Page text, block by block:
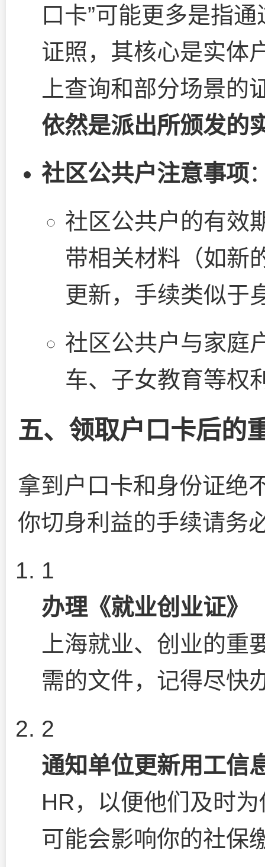
口卡”可能更多是指
证照，其核心是实体
上查询和部分场景的
依然是派出所颁发的
社区公共户注意事项
社区公共户的有效
带相关材料（如新
更新，手续类似于
社区公共户与家庭
车、子女教育等权
五、领取户口卡后的
拿到户口卡和身份证绝
你切身利益的手续请务
1
办理《就业创业证》
上海就业、创业的
需的文件，记得尽快
2
通知单位更新用工信
HR，以便他们及时
可能会影响你的社保